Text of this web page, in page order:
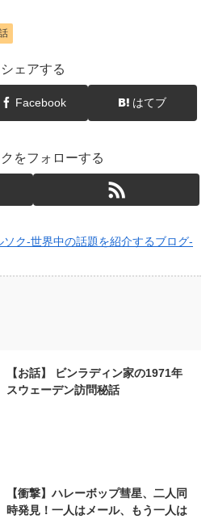
シェアする
Facebook はてブ
をフォローする
ソク-世界中の話題を紹介するブログ-
【お話】 ビンラディン家の1971年
スウェーデン訪問秘話
【衝撃】ハレーボップ彗星、二人同
時発見！一人はメール、もう一人は